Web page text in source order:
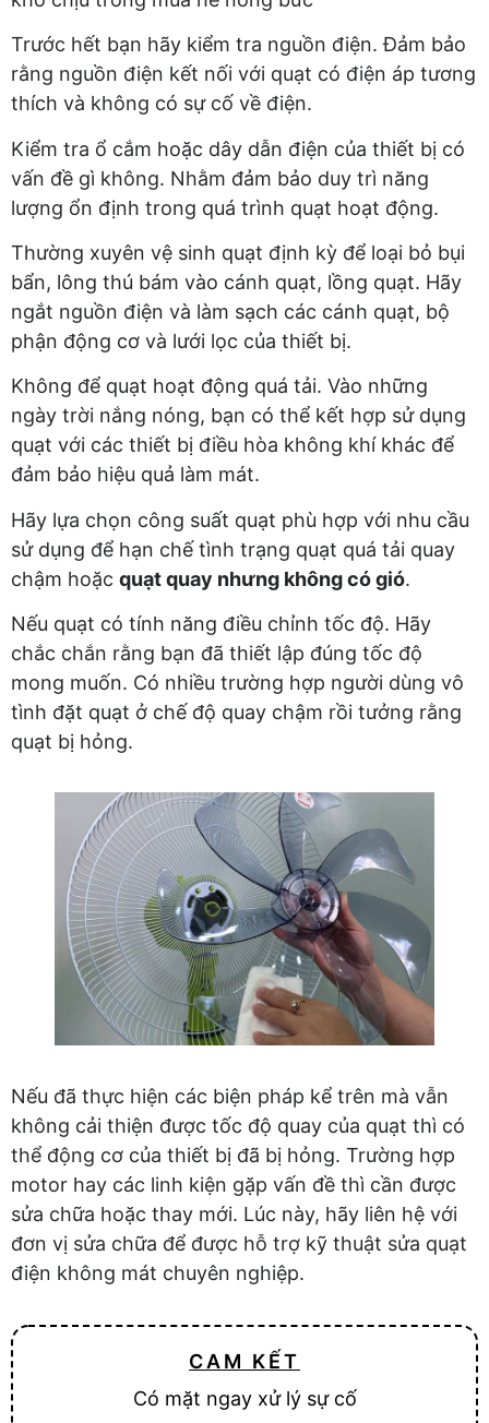
Trước hết bạn hãy kiểm tra nguồn điện. Đảm bảo
rằng nguồn điện kết nối với quạt có điện áp tương
thích và không có sự cố về điện.
Kiểm tra ổ cắm hoặc dây dẫn điện của thiết bị có
vấn đề gì không. Nhằm đảm bảo duy trì năng
lượng ổn định trong quá trình quạt hoạt động.
Thường xuyên vệ sinh quạt định kỳ để loại bỏ bụi
bẩn, lông thú bám vào cánh quạt, lồng quạt. Hãy
ngắt nguồn điện và làm sạch các cánh quạt, bộ
phận động cơ và lưới lọc của thiết bị.
Không để quạt hoạt động quá tải. Vào những
ngày trời nắng nóng, bạn có thể kết hợp sử dụng
quạt với các thiết bị điều hòa không khí khác để
đảm bảo hiệu quả làm mát.
Hãy lựa chọn công suất quạt phù hợp với nhu cầu
sử dụng để hạn chế tình trạng quạt quá tải quay
chậm hoặc quạt quay nhưng không có gió.
Nếu quạt có tính năng điều chỉnh tốc độ. Hãy
chắc chắn rằng bạn đã thiết lập đúng tốc độ
mong muốn. Có nhiều trường hợp người dùng vô
tình đặt quạt ở chế độ quay chậm rồi tưởng rằng
quạt bị hỏng.
Nếu đã thực hiện các biện pháp kể trên mà vẫn
không cải thiện được tốc độ quay của quạt thì có
thể động cơ của thiết bị đã bị hỏng. Trường hợp
motor hay các linh kiện gặp vấn đề thì cần được
sửa chữa hoặc thay mới. Lúc này, hãy liên hệ với
đơn vị sửa chữa để được hỗ trợ kỹ thuật sửa quạt
điện không mát chuyên nghiệp.
CAM KẾT
Có mặt ngay xử lý sự cố